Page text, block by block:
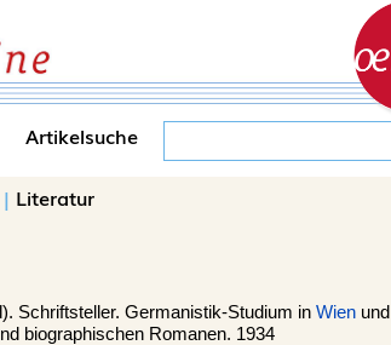
Artikelsuche
| Literatur
Schriftsteller. Germanistik-Studium in Wien und
biographischen Romanen. 1934